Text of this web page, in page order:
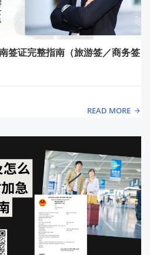
签证完整指南（旅游签／商务签
READ MORE